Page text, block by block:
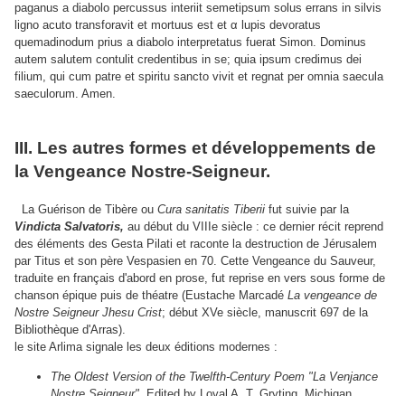
paganus a diabolo percussus interiit semetipsum solus errans in silvis
ligno acuto transforavit et mortuus est et α lupis devoratus
quemadinodum prius a diabolo interpretatus fuerat Simon. Dominus
autem salutem contulit credentibus in se; quia ipsum credimus dei
filium, qui cum patre et spiritu sancto vivit et regnat per omnia saecula
saeculorum. Amen.
III. Les autres formes et développements de
la Vengeance Nostre-Seigneur.
La Guérison de Tibère ou Cura sanitatis Tiberii fut suivie par la
Vindicta Salvatoris, au début du VIIIe siècle : ce dernier récit reprend
des éléments des Gesta Pilati et raconte la destruction de Jérusalem
par Titus et son père Vespasien en 70. Cette Vengeance du Sauveur,
traduite en français d'abord en prose, fut reprise en vers sous forme de
chanson épique puis de théatre (Eustache Marcadé La vengeance de
Nostre Seigneur Jhesu Crist; début XVe siècle, manuscrit 697 de la
Bibliothèque d'Arras).
le site Arlima signale les deux éditions modernes :
The Oldest Version of the Twelfth-Century Poem "La Venjance